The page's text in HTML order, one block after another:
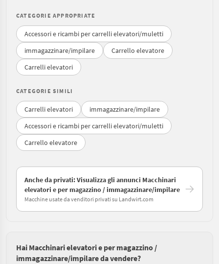
CATEGORIE APPROPRIATE
Accessori e ricambi per carrelli elevatori/muletti
immagazzinare/impilare
Carrello elevatore
Carrelli elevatori
CATEGORIE SIMILI
Carrelli elevatori
immagazzinare/impilare
Accessori e ricambi per carrelli elevatori/muletti
Carrello elevatore
Anche da privati: Visualizza gli annunci Macchinari
elevatori e per magazzino / immagazzinare/impilare
Macchine usate da venditori privati su Landwirt.com
Hai Macchinari elevatori e per magazzino /
immagazzinare/impilare da vendere?